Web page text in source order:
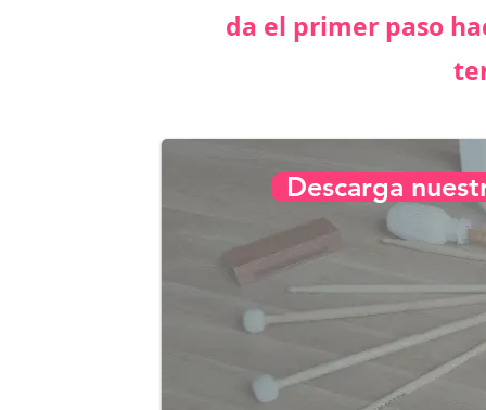
da el primer paso
Descarga